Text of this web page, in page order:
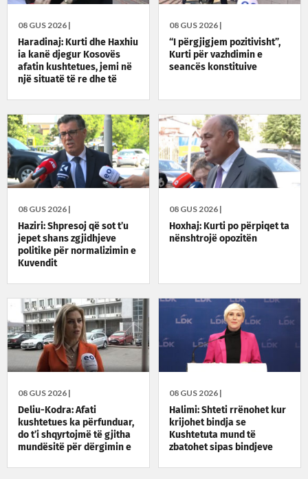
08 GUS 2026 |
Haradinaj: Kurti dhe Haxhiu
ia kanë djegur Kosovës
afatin kushtetues, jemi në
një situatë të re dhe të
08 GUS 2026 |
“I përgjigjem pozitivisht”,
Kurti për vazhdimin e
seancës konstituive
08 GUS 2026 |
Haziri: Shpresoj që sot t’u
jepet shans zgjidhjeve
politike për normalizimin e
Kuvendit
08 GUS 2026 |
Hoxhaj: Kurti po përpiqet ta
nënshtrojë opozitën
08 GUS 2026 |
Deliu-Kodra: Afati
kushtetues ka përfunduar,
do t’i shqyrtojmë të gjitha
mundësitë për dërgimin e
08 GUS 2026 |
Halimi: Shteti rrënohet kur
krijohet bindja se
Kushtetuta mund të
zbatohet sipas bindjeve